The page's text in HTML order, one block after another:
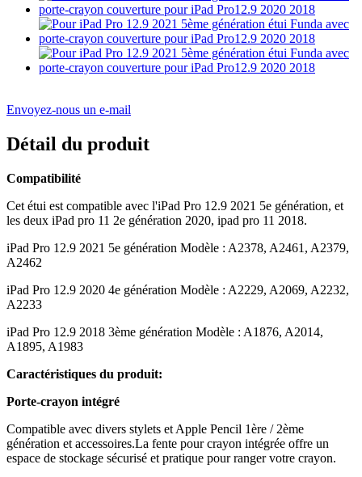
Envoyez-nous un e-mail
Détail du produit
Compatibilité
Cet étui est compatible avec l'iPad Pro 12.9 2021 5e génération, et
les deux iPad pro 11 2e génération 2020, ipad pro 11 2018.
iPad Pro 12.9 2021 5e génération Modèle : A2378, A2461, A2379,
A2462
iPad Pro 12.9 2020 4e génération Modèle : A2229, A2069, A2232,
A2233
iPad Pro 12.9 2018 3ème génération Modèle : A1876, A2014,
A1895, A1983
Caractéristiques du produit:
Porte-crayon intégré
Compatible avec divers stylets et Apple Pencil 1ère / 2ème
génération et accessoires.La fente pour crayon intégrée offre un
espace de stockage sécurisé et pratique pour ranger votre crayon.